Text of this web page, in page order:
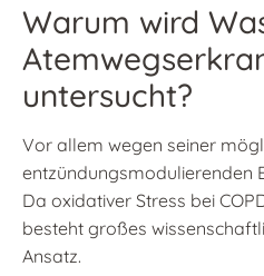
Warum wird
untersucht?
Vor allem wegen seiner
entzündungsmodulierenden
Da oxidativer Stress bei
besteht großes
Ansatz.